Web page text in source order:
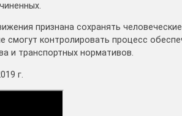
признана сохранять
смогут контролировать процесс
и транспортных нормативов.
г.